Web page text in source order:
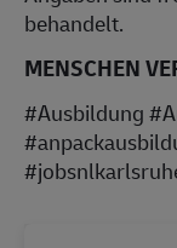
behandelt.
MENSCHEN
#Ausbildung